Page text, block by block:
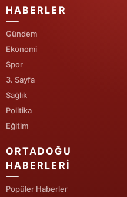
HABERLER
Gündem
Ekonomi
Spor
3. Sayfa
Sağlık
Politika
Eğitim
ORTADOĞU
HABERLERI
Popüler Haberler